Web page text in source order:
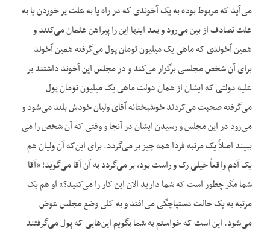
می‌آید که مربوط بوده به یک آخوندی که در راه یا به علت پر خوردن یا به
علت تصادف از بین می‌رود و بعد اینها این را پیراهن عثمان می‌کنند و
همین آخوندی که ماهی یک میلیون تومان پول می‌گرفته همین آخوند
برای آن شخص مجلسی برگزار می‌کند و در مجلس این آخوند داشتند بر
علیه دولتی که ایشان از همان دولت ماهی یک میلیون تومان پول
می‌گرفته صحبت می‌کردند خوشبختانه آقای ولیان خودش بلند می‌شود و
می‌رود در این مجلس و رسیدن ایشان در آنجا و وقتی که آن شخص را می
ببیند اصلاً یک مرتبه فردا همه چیز بر می‌گردد. برای این‌که آن ولیان هم
یک آدم واقعاً خیلی رک و راست بود، بر می‌گردد به آن آقا می‌گوید؛ «آقا
شما مگر چطور است که شما دارید الان این کار را می‌کنید؟» او هم یک
مرتبه به یک حالت دستپاچگی می‌افتد و به کلی وضع مجلس عوض
می‌شود. این است که خواستم به شما بگویم این‌هایی که پول می‌گرفتند